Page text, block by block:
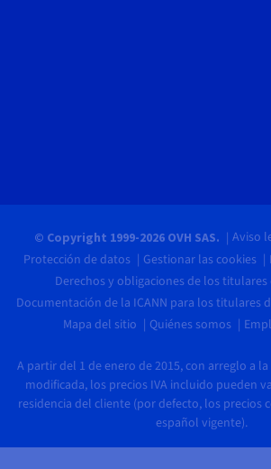
© Copyright 1999-2026 OVH SAS. Aviso
Protección de datos
Gestionar las cookies
Derechos y obligaciones de los
Documentación de la ICANN para los titulares
Mapa del sitio
Quiénes somos
A partir del 1 de enero de 2015, con arreglo a
modificada, los precios IVA incluido pueden
residencia del cliente (por defecto, los precios
español vigente).